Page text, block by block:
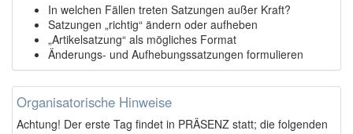
In welchen Fällen treten Satzungen außer Kraft?
Satzungen „richtig“ ändern oder aufheben
„Artikelsatzung“ als mögliches Format
Änderungs- und Aufhebungssatzungen formulieren
Organisatorische Hinweise
Achtung! Der erste Tag findet in PRÄSENZ statt; die folgenden